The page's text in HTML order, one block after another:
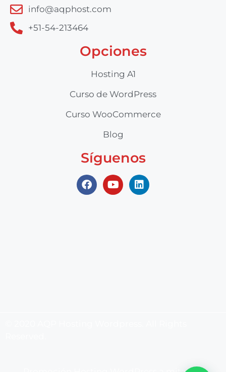
info@aqphost.com
+51-54-213464
Opciones
Hosting A1
Curso de WordPress
Curso WooCommerce
Blog
Síguenos